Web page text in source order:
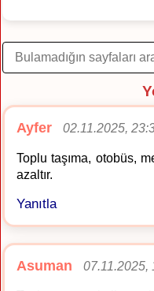
Ayfer 02.11.2025,
Toplu taşıma, otobüs,
azaltır.
Yanıtla
Asuman 07.11.2025,